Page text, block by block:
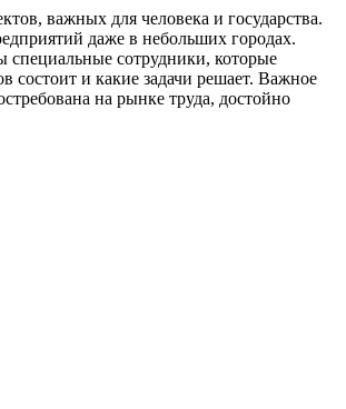
важных для человека и государства.
даже в небольших городах.
специальные сотрудники, которые
состоит и какие задачи решает. Важное
на рынке труда, достойно